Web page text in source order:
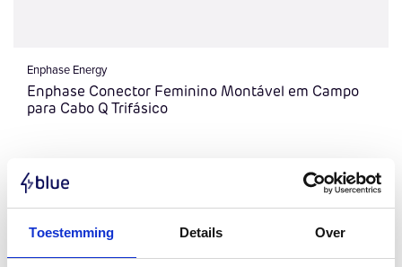
Toestemming Details Over
Enphase Energy
Enphase Conector Feminino Montável em Campo
para Cabo Q Trifásico
Ir para o produto